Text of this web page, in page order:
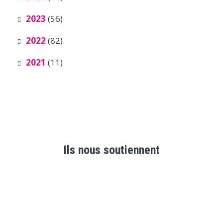
2023 (56)
2022 (82)
2021 (11)
Ils nous soutiennent